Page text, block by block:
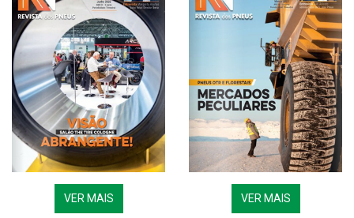
VER MAIS VER MAIS